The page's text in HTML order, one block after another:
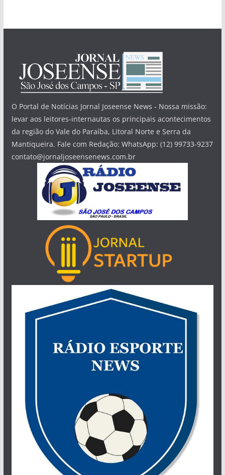
O Portal de Notícias Jornal Joseense News - Nossa missão:
levar aos leitores-internautas os principais acontecimentos
da região do Vale do Paraíba, Litoral Norte e Serra da
Mantiqueira. Fale com Redação: WhatsApp: (12) 99733-9237
contato@jornaljoseensenews.com.br